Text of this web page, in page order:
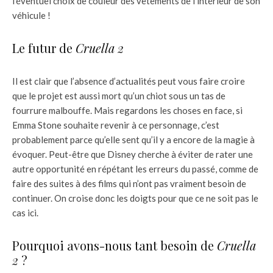
véhicule !
Le futur de Cruella 2
Il est clair que l’absence d’actualités peut vous faire croire
que le projet est aussi mort qu’un chiot sous un tas de
fourrure malbouffe. Mais regardons les choses en face, si
Emma Stone souhaite revenir à ce personnage, c’est
probablement parce qu’elle sent qu’il y a encore de la magie à
évoquer. Peut-être que Disney cherche à éviter de rater une
autre opportunité en répétant les erreurs du passé, comme de
faire des suites à des films qui n’ont pas vraiment besoin de
continuer. On croise donc les doigts pour que ce ne soit pas le
cas ici.
Pourquoi avons-nous tant besoin de Cruella
2 ?